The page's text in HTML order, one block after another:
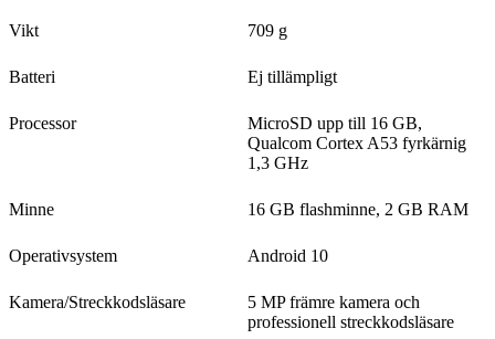
Vikt 709 g
Batteri Ej tillämpligt
Processor
MicroSD upp till 16 GB,
Qualcom Cortex A53 fyrkärnig
1,3 GHz
Minne 16 GB flashminne, 2 GB RAM
Operativsystem Android 10
Kamera/Streckkodsläsare
5 MP främre kamera och
professionell streckkodsläsare